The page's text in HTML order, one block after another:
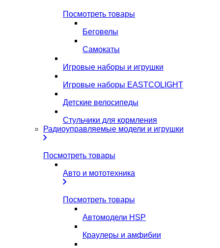
Посмотреть товары
Беговелы
Самокаты
Игровые наборы и игрушки
Игровые наборы EASTCOLIGHT
Детские велосипеды
Стульчики для кормления
Радиоуправляемые модели и игрушки
Посмотреть товары
Авто и мототехника
Посмотреть товары
Автомодели HSP
Краулеры и амфибии